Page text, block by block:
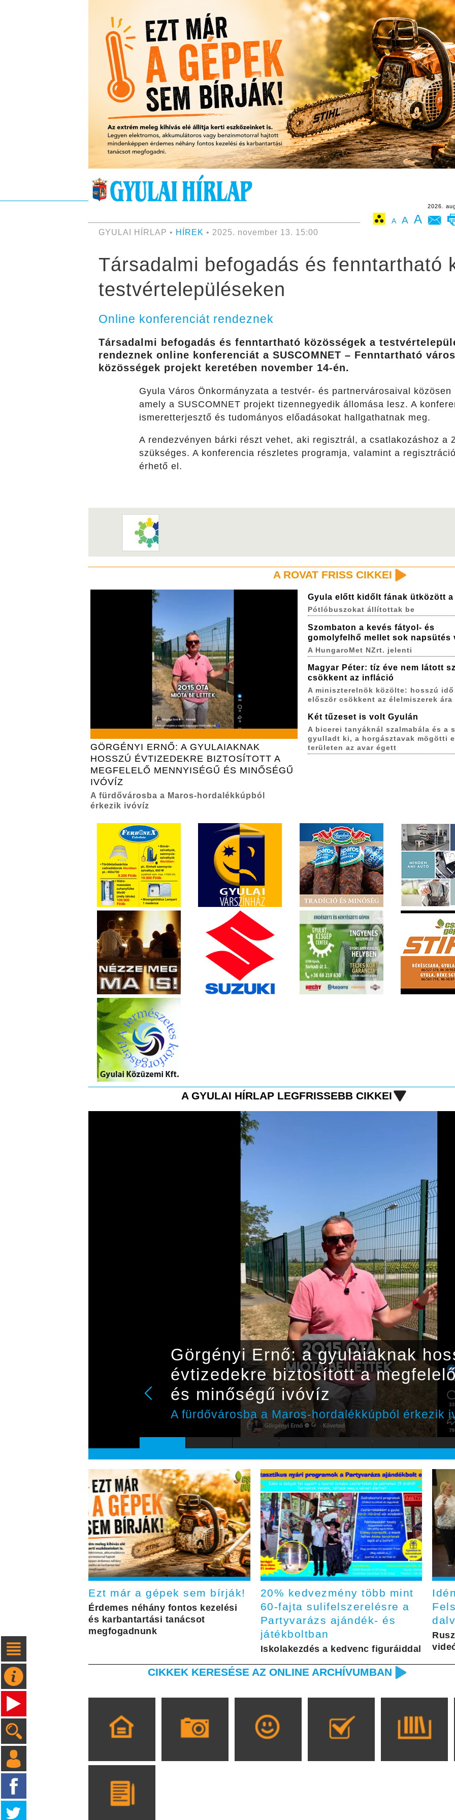
2026.
A A A
GYULAI HÍRLAP • HÍREK • 2025. november 13. 15:00
Társadalmi befogadás és fenntartható
testvértelepüléseken
Online konferenciát rendeznek
Társadalmi befogadás és fenntartható közösségek a
rendeznek online konferenciát a SUSCOMNET – Fenntartható
közösségek projekt keretében november 14-én.
Gyula Város Önkormányzata a testvér- és partnervárosaival
amely a SUSCOMNET projekt tizennegyedik állomása lesz. A
ismeretterjesztő és tudományos előadásokat hallgathatnak meg.
A rendezvényen bárki részt vehet, aki regisztrál, a csatlakozáshoz a
szükséges. A konferencia részletes programja, valamint a
érhető el.
A ROVAT FRISS CIKKEI
GÖRGÉNYI ERNŐ: A GYULAIAKNAK
HOSSZÚ ÉVTIZEDEKRE BIZTOSÍTOTT A
MEGFELELŐ MENNYISÉGŰ ÉS MINŐSÉGŰ
IVÓVÍZ
A fürdővárosba a Maros-hordalékkúpból
érkezik ivóvíz
Gyula előtt kidőlt fának ütközött
Pótlóbuszokat állítottak be
Szombaton a kevés fátyol- és
gomolyfelhő mellet sok napsütés
A HungaroMet NZrt. jelenti
Magyar Péter: tíz éve nem látott
csökkent az infláció
A miniszterelnök közölte: hosszú
először csökkent az élelmiszerek ára
Két tűzeset is volt Gyulán
A bicerei tanyáknál szalmabála és a
gyulladt ki, a horgásztavak mögötti
területen az avar égett
A GYULAI HÍRLAP LEGFRISSEBB CIKKEI
Görgényi Ernő: a gyulaiaknak
évtizedekre biztosított a
és minőségű ivóvíz
A fürdővárosba a Maros-hordalékkúpból érkezik
Ezt már a gépek sem bírják!
Érdemes néhány fontos kezelési
és karbantartási tanácsot
megfogadnunk
20% kedvezmény több mint
60-fajta sulifelszerelésre a
Partyvarázs ajándék- és
játékboltban
Iskolakezdés a kedvenc figuráiddal
CIKKEK KERESÉSE AZ ONLINE ARCHÍVUMBAN